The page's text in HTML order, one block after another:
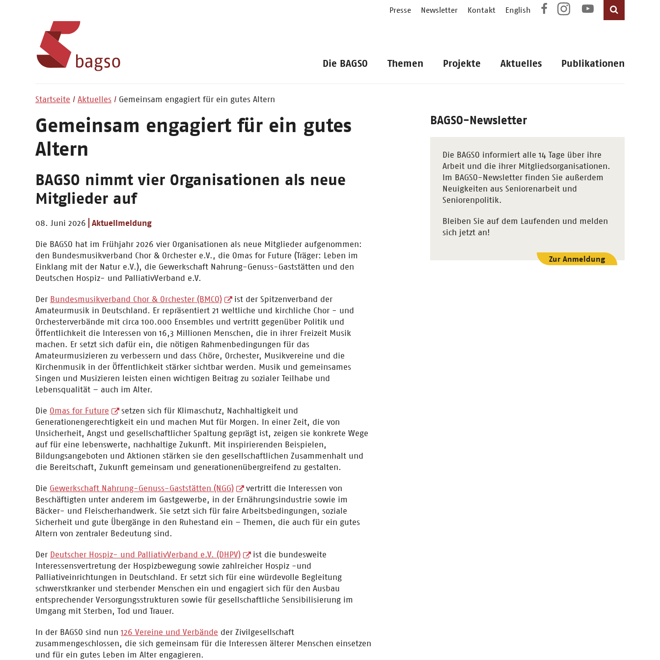
Presse Newsletter Kontakt English
Die BAGSO Themen Projekte Aktuelles Publikationen
Startseite Aktuelles Gemeinsam engagiert für ein gutes Altern
Gemeinsam engagiert für ein gutes
Altern
BAGSO nimmt vier Organisationen als neue
Mitglieder auf
08. Juni 2026 Aktuellmeldung
Die BAGSO hat im Frühjahr 2026 vier Organisationen als neue Mitglieder aufgenommen:
den Bundesmusikverband Chor & Orchester e.V., die Omas for Future (Träger: Leben im
Einklang mit der Natur e.V.), die Gewerkschaft Nahrung-Genuss-Gaststätten und den
Deutschen Hospiz- und PalliativVerband e.V.
Der Bundesmusikverband Chor & Orchester (BMCO)
ist der Spitzenverband der
Amateurmusik in Deutschland. Er repräsentiert 21 weltliche und kirchliche Chor - und
Orchesterverbände mit circa 100.000 Ensembles und vertritt gegenüber Politik und
Öffentlichkeit die Interessen von 16,3 Millionen Menschen, die in ihrer Freizeit Musik
machen. Er setzt sich dafür ein, die nötigen Rahmenbedingungen für das
Amateurmusizieren zu verbessern und dass Chöre, Orchester, Musikvereine und die
Kirchenmusik in der Öffentlichkeit stärker sichtbar werden. Musik und gemeinsames
Singen und Musizieren leisten einen wichtigen Beitrag zu sozialer Teilhabe und
Lebensqualität – auch im Alter.
Die Omas for Future
setzen sich für Klimaschutz, Nachhaltigkeit und
Generationengerechtigkeit ein und machen Mut für Morgen. In einer Zeit, die von
Unsicherheit, Angst und gesellschaftlicher Spaltung geprägt ist, zeigen sie konkrete Wege
auf für eine lebenswerte, nachhaltige Zukunft. Mit inspirierenden Beispielen,
Bildungsangeboten und Aktionen stärken sie den gesellschaftlichen Zusammenhalt und
die Bereitschaft, Zukunft gemeinsam und generationenübergreifend zu gestalten.
Die Gewerkschaft Nahrung-Genuss-Gaststätten (NGG)
vertritt die Interessen von
Beschäftigten unter anderem im Gastgewerbe, in der Ernährungsindustrie sowie im
Bäcker- und Fleischerhandwerk. Sie setzt sich für faire Arbeitsbedingungen, soziale
Sicherheit und gute Übergänge in den Ruhestand ein – Themen, die auch für ein gutes
Altern von zentraler Bedeutung sind.
Der Deutscher Hospiz- und PalliativVerband e.V. (DHPV)
ist die bundesweite
Interessensvertretung der Hospizbewegung sowie zahlreicher Hospiz -und
Palliativeinrichtungen in Deutschland. Er setzt sich für eine würdevolle Begleitung
schwerstkranker und sterbender Menschen ein und engagiert sich für den Ausbau
entsprechender Versorgungsstrukturen sowie für gesellschaftliche Sensibilisierung im
Umgang mit Sterben, Tod und Trauer.
In der BAGSO sind nun 126 Vereine und Verbände der Zivilgesellschaft
zusammengeschlossen, die sich gemeinsam für die Interessen älterer Menschen einsetzen
und für ein gutes Leben im Alter engagieren.
BAGSO-Newsletter
Die BAGSO informiert alle 14 Tage über ihre
Arbeit und die ihrer Mitgliedsorganisationen.
Im BAGSO-Newsletter finden Sie außerdem
Neuigkeiten aus Seniorenarbeit und
Seniorenpolitik.
Bleiben Sie auf dem Laufenden und melden
sich jetzt an!
Zur Anmeldung